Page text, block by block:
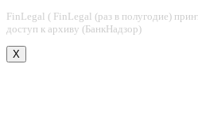
FinLegal ( FinLegal (раз в полугодие)
доступ к архиву (БанкНадзор)
X